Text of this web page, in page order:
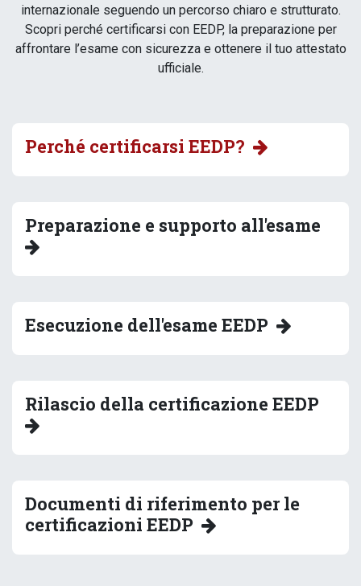
internazionale seguendo un percorso chiaro e strutturato.
Scopri perché certificarsi con EEDP, la preparazione per
affrontare l’esame con sicurezza e ottenere il tuo attestato
ufficiale.
Perché certificarsi EEDP?
Preparazione e supporto all'esame
Esecuzione dell'esame EEDP